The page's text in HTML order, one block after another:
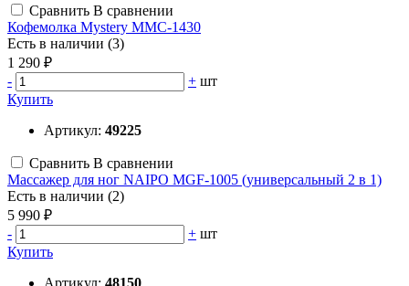
Сравнить В сравнении
Кофемолка Mystery MMC-1430
Есть в наличии (3)
1 290 ₽
-
+ шт
Купить
Артикул: 49225
Сравнить В сравнении
Массажер для ног NAIPO MGF-1005 (универсальный 2 в 1)
Есть в наличии (2)
5 990 ₽
-
+ шт
Купить
Артикул: 48150